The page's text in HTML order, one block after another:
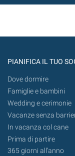
PIANIFICA IL TUO
Dove dormire
Famiglie e bambini
Wedding e cerimonie
Vacanze senza
In vacanza col cane
Prima di partire
365 giorni all’anno